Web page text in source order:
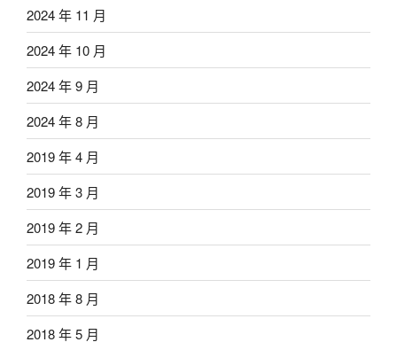
2024 年 11 月
2024 年 10 月
2024 年 9 月
2024 年 8 月
2019 年 4 月
2019 年 3 月
2019 年 2 月
2019 年 1 月
2018 年 8 月
2018 年 5 月